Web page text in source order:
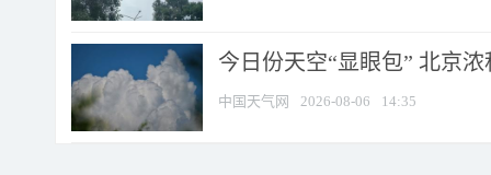
今日份天空“显眼包” 北京
中国天气网 2026-08-06 14:35